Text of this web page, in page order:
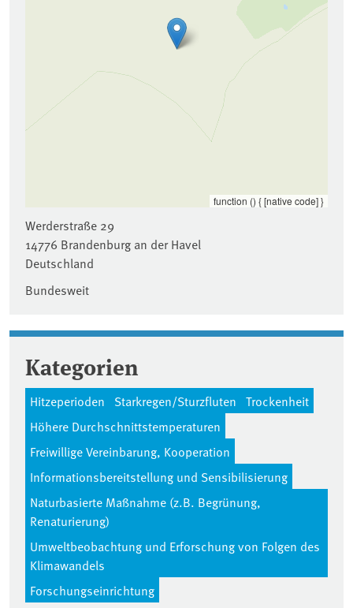
function () { [native code] }
Werderstraße 29
14776 Brandenburg an der Havel
Deutschland
Bundesweit
Kategorien
Hitzeperioden Starkregen/Sturzfluten Trockenheit
Höhere Durchschnittstemperaturen
Freiwillige Vereinbarung, Kooperation
Informationsbereitstellung und Sensibilisierung
Naturbasierte Maßnahme (z.B. Begrünung,
Renaturierung)
Umweltbeobachtung und Erforschung von Folgen des
Klimawandels
Forschungseinrichtung